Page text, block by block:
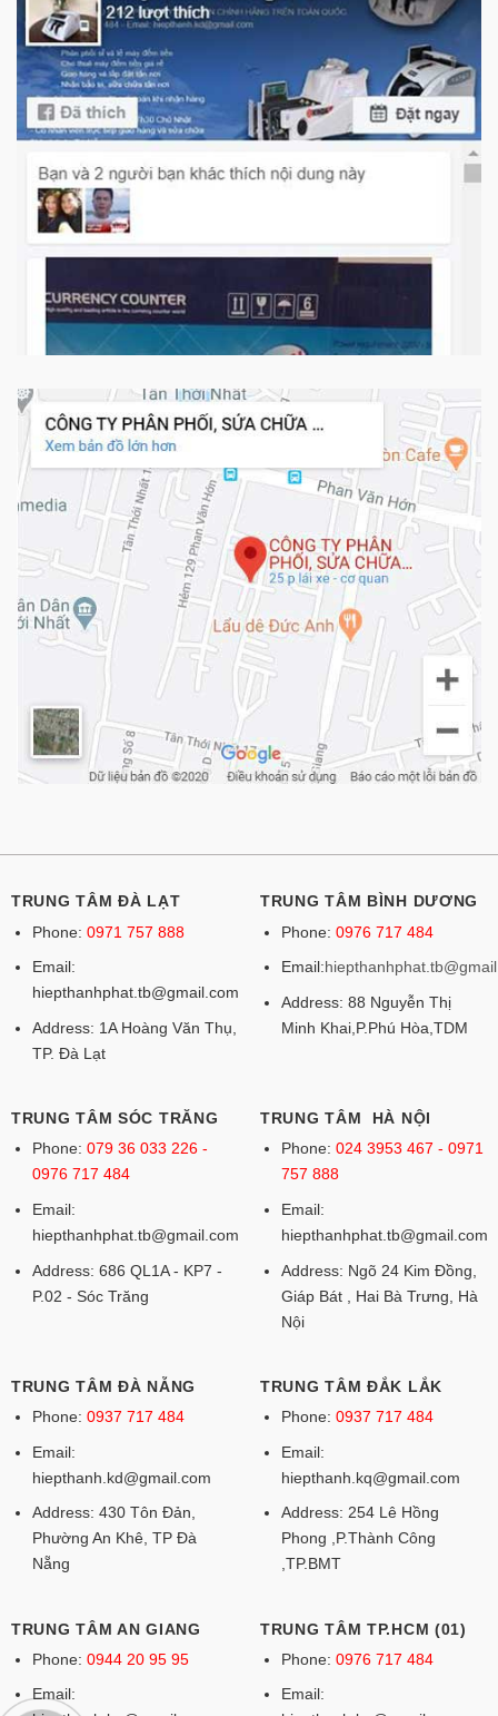
TRUNG TÂM ĐÀ LẠT
Phone: 0971 757 888
Email:
hiepthanhphat.tb@gmail.com
Address: 1A Hoàng Văn Thụ,
TP. Đà Lạt
TRUNG TÂM BÌNH DƯƠNG
Phone: 0976 717 484
Email:
Address: 88 Nguyễn Thị
Minh Khai,P.Phú Hòa,TDM
TRUNG TÂM SÓC TRĂNG
Phone: 079 36 033 226 -
0976 717 484
Email:
hiepthanhphat.tb@gmail.com
Address: 686 QL1A - KP7 -
P.02 - Sóc Trăng
TRUNG TÂM HÀ NỘI
Phone: 024 3953 467 - 0971
757 888
Email:
hiepthanhphat.tb@gmail.com
Address: Ngõ 24 Kim Đồng,
Giáp Bát , Hai Bà Trưng, Hà
Nội
TRUNG TÂM ĐÀ NẴNG
Phone: 0937 717 484
Email:
hiepthanh.kd@gmail.com
Address: 430 Tôn Đản,
Phường An Khê, TP Đà
Nẵng
TRUNG TÂM ĐẮK LẮK
Phone: 0937 717 484
Email:
hiepthanh.kq@gmail.com
Address: 254 Lê Hồng
Phong ,P.Thành Công
,TP.BMT
TRUNG TÂM AN GIANG
Phone: 0944 20 95 95
Email:
TRUNG TÂM TP.HCM (01)
Phone: 0976 717 484
Email: